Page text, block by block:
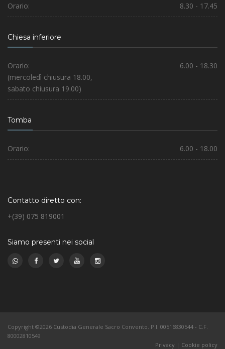
Orario: 8.30 - 17.45
Chiesa inferiore
Orario:
6.00 - 18.30
(mercoledì chiusura 18.00,
sabato chiusura 19.00)
Tomba
Orario: 6.00 - 18.00
Contatto diretto con:
+(39) 075 819001
Siamo presenti nei social
Copyright ©2026 Custodia Generale Sacro Convento. P.I. 00516830544 - C.F.
80002810549
Privacy | Cookie policy